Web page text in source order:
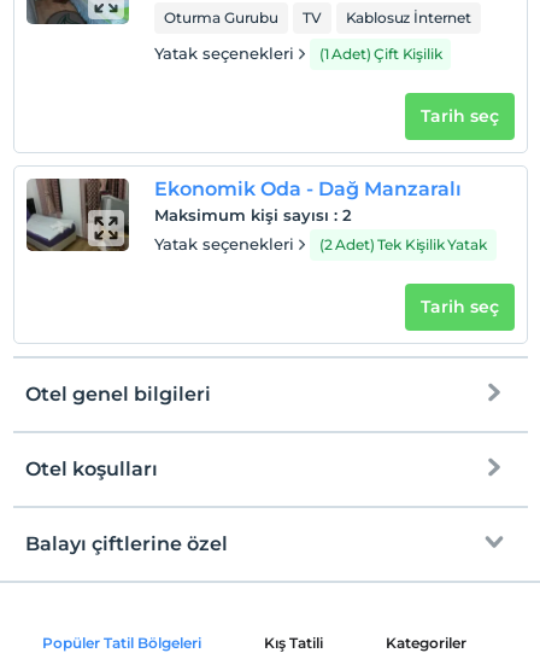
Oturma Gurubu TV Kablosuz İnternet
Yatak seçenekleri (1 Adet) Çift Kişilik
Tarih seç
Ekonomik Oda - Dağ Manzaralı
Maksimum kişi sayısı : 2
Yatak seçenekleri
(2 Adet) Tek Kişilik Yatak
Tarih seç
Otel genel bilgileri
Ücretsiz Wi-fi
Otel koşulları
Check/in
En erken saat 14:00 ve sonrası
Check/out
Evcil Hayvan
Balayı çiftlerine özel
Çerez ikramı
Popüler Tatil Bölgeleri Kış Tatili Kategoriler